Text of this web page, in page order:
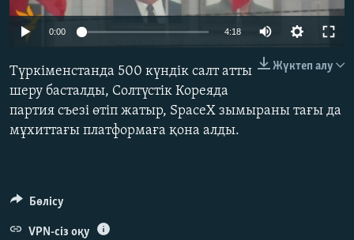
ЖАЗЫЛЫҢЫЗ
Басқа тілдерде
0:00 4:18
Жүктеп алу
Түркіменстанда 500 күндік салт атты
шеру басталды, Солтүстік Кореяда
партия съезі өтіп жатыр, SpaceX зымыраны тағы да
мұхиттағы платформаға қона алды.
Бөлісу
VPN-сіз оқу